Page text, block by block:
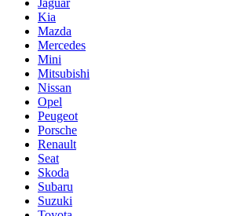
Jaguar
Kia
Mazda
Mercedes
Mini
Mitsubishi
Nissan
Opel
Peugeot
Porsche
Renault
Seat
Skoda
Subaru
Suzuki